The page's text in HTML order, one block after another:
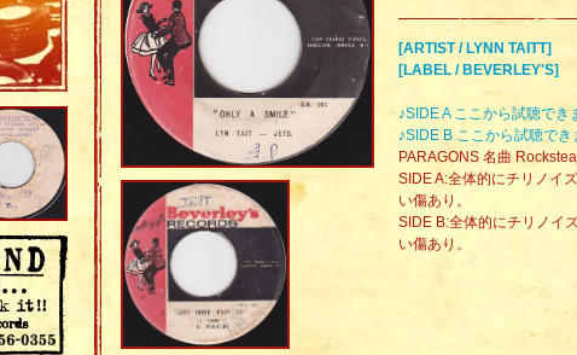
[ARTIST / LYNN TAITT]
[LABEL / BEVERLEY'S]
♪SIDE A ここから試聴でき
♪SIDE B ここから試聴でき
PARAGONS 名曲
SIDE A:全体的にチリノイ
い傷あり。
SIDE B:全体的にチリノイ
い傷あり。